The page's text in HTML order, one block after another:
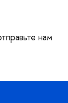
нам